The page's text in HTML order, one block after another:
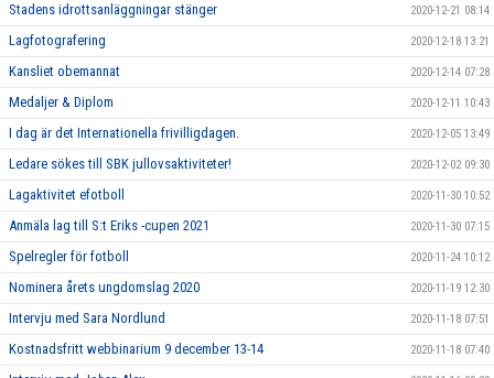
Stadens idrottsanläggningar stänger 2020-12-21 08:14
Lagfotografering 2020-12-18 13:21
Kansliet obemannat 2020-12-14 07:28
Medaljer & Diplom 2020-12-11 10:43
I dag är det Internationella frivilligdagen. 2020-12-05 13:49
Ledare sökes till SBK jullovsaktiviteter! 2020-12-02 09:30
Lagaktivitet efotboll 2020-11-30 10:52
Anmäla lag till S:t Eriks -cupen 2021 2020-11-30 07:15
Spelregler för fotboll 2020-11-24 10:12
Nominera årets ungdomslag 2020 2020-11-19 12:30
Intervju med Sara Nordlund 2020-11-18 07:51
Kostnadsfritt webbinarium 9 december 13-14 2020-11-18 07:40